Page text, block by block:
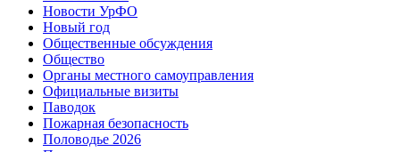
Новости УрФО
Новый год
Общественные обсуждения
Общество
Органы местного самоуправления
Официальные визиты
Паводок
Пожарная безопасность
Половодье 2026